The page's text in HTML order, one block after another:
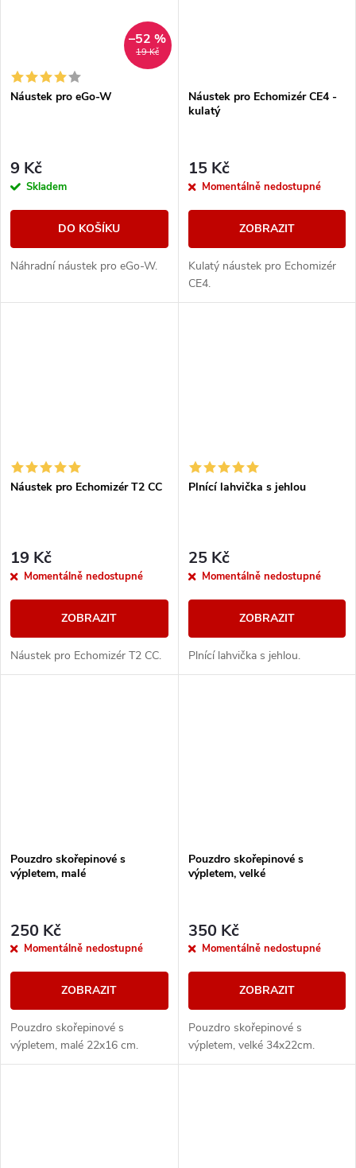
19 Kč
–52 %
Náustek pro eGo-W
9 Kč
Skladem
DO KOŠÍKU
Náhradní náustek pro eGo-W.
Náustek pro Echomizér CE4 -
kulatý
15 Kč
Momentálně nedostupné
ZOBRAZIT
Kulatý náustek pro Echomizér
CE4.
Náustek pro Echomizér T2 CC
19 Kč
Momentálně nedostupné
ZOBRAZIT
Náustek pro Echomizér T2 CC.
Plnící lahvička s jehlou
25 Kč
Momentálně nedostupné
ZOBRAZIT
Plnící lahvička s jehlou.
Pouzdro skořepinové s
výpletem, malé
250 Kč
Momentálně nedostupné
ZOBRAZIT
Pouzdro skořepinové s
výpletem, malé 22x16 cm.
Pouzdro skořepinové s
výpletem, velké
350 Kč
Momentálně nedostupné
ZOBRAZIT
Pouzdro skořepinové s
výpletem, velké 34x22cm.